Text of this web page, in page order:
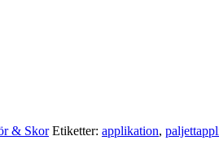
& Skor Etiketter: applikation,